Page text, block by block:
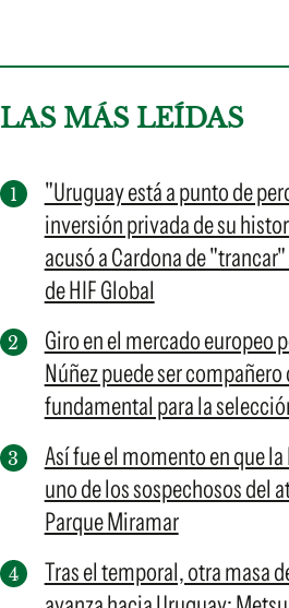
LAS MÁS LEÍDAS
"Uruguay está a punto de
inversión privada de su
acusó a Cardona de
de HIF Global
Giro en el mercado europeo
Núñez puede ser
fundamental para la
Así fue el momento en que
uno de los sospechosos del
Parque Miramar
Tras el temporal, otra masa